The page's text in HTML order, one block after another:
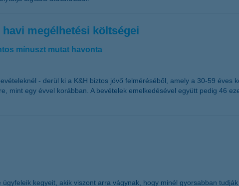
megélhetési költségei
mínuszt mutat havonta
- derül ki a K&H biztos jövő felméréséből, amely a 30-59 éves
mint egy évvel korábban. A bevételek emelkedésével együtt pedig 46
kegyeit, akik viszont arra vágynak, hogy minél gyorsabban